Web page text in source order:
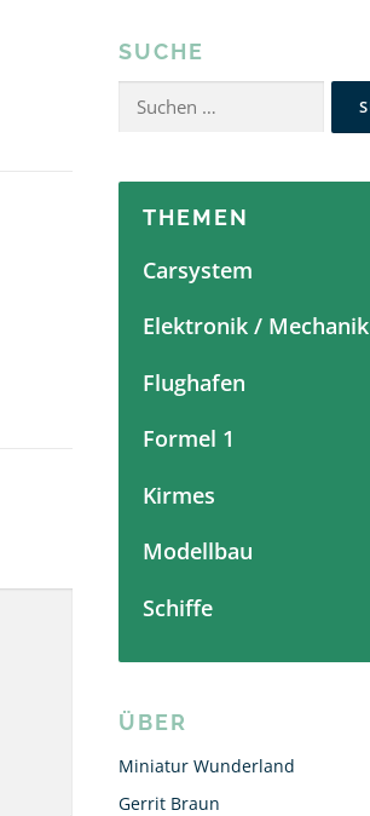
SUCHE
Suchen
nach:
THEMEN
Carsystem
Elektronik / Mechanik
Flughafen
Formel 1
Kirmes
Modellbau
Schiffe
ÜBER
Miniatur Wunderland
Gerrit Braun